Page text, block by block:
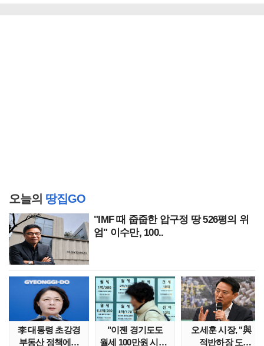
오늘의 땅집GO
"IMF 때 줍줍한 압구정 땅 526평의 위
엄" 이수만, 100..
李 대통령 초강경
부동산 정책에…
"이젠 경기도도
월세 100만원 시대"
오세훈 시장, "與
적반하장 도